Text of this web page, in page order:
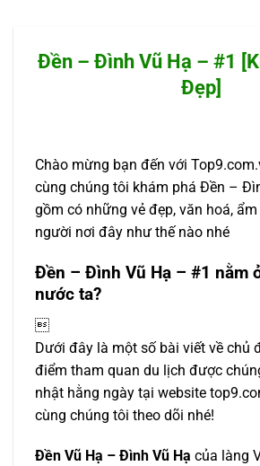
Đền – Đình Vũ Hạ – #1
Đẹp]
Chào mừng bạn đến với
cùng chúng tôi khám phá Đền –
gồm có những vẻ đẹp, văn hoá,
người nơi đây như thế nào nhé
Đền – Đình Vũ Hạ – #1 nằm
nước ta?

Dưới đây là một số bài viết về chủ
điểm tham quan du lịch được
nhật hằng ngày tại website
cùng chúng tôi theo dõi nhé!
Đền Vũ Hạ – Đình Vũ Hạ của làng